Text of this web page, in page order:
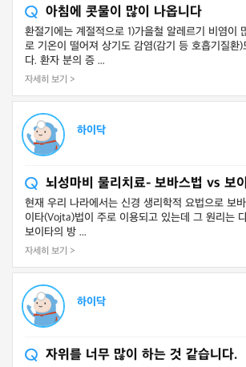
아침에 콧물이 많이 나옵니다
환절기에는 계절적으로 1)가을철 알레르기 비염이
로 기온이 떨어져 상기도 감염(감기 등 호흡기질환)
다. 환자 분의 증 ...
자세히 보기 >
하이닥
뇌성마비 물리치료- 보바스법 vs 보
현재 우리 나라에서는 신경 생리학적 요법으로 보
이타(Vojta)법이 주로 이용되고 있는데 그 원리는
보이타의 방 ...
자세히 보기 >
하이닥
자위를 너무 많이 하는 것 같습니다.